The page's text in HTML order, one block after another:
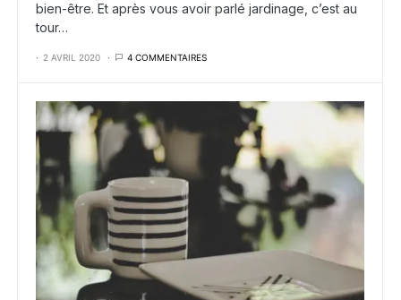
bien-être. Et après vous avoir parlé jardinage, c’est au
tour…
2 AVRIL 2020 4 COMMENTAIRES